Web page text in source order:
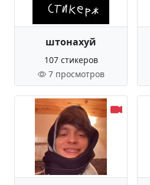
штонахуй
107 стикеров
7 просмотров